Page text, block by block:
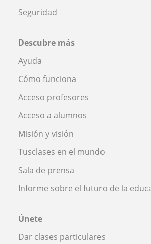
Seguridad
Descubre más
Ayuda
Cómo funciona
Acceso profesores
Acceso a alumnos
Misión y visión
Tusclases en el mundo
Sala de prensa
Informe sobre el futuro de la
Únete
Dar clases particulares